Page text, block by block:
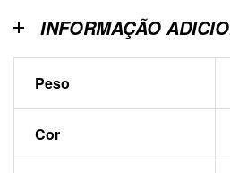
INFORMAÇÃO
Peso
Cor